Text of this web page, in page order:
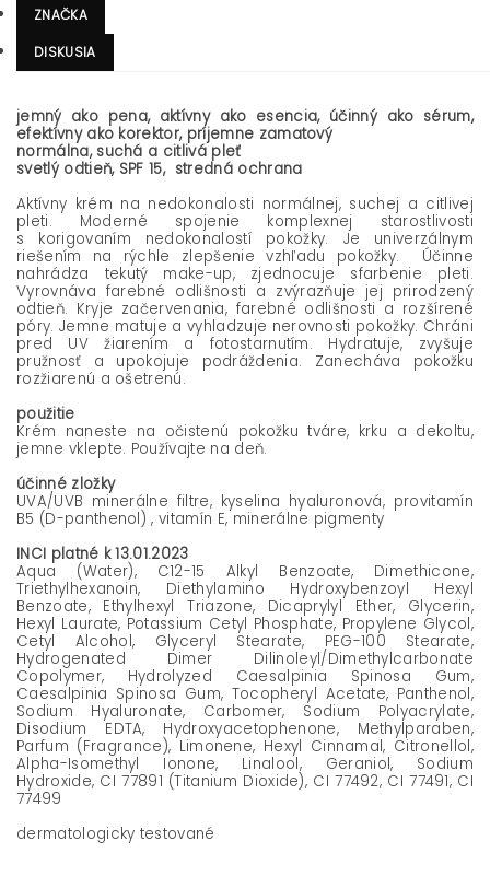
ZNAČKA
DISKUSIA
jemný ako pena, aktívny ako esencia, účinný ako sérum,
efektívny ako korektor, príjemne zamatový
normálna, suchá a citlivá pleť
svetlý odtieň, SPF 15, stredná ochrana
Aktívny krém na nedokonalosti normálnej, suchej a citlivej
pleti. Moderné spojenie komplexnej starostlivosti
s korigovaním nedokonalostí pokožky. Je univerzálnym
riešením na rýchle zlepšenie vzhľadu pokožky. Účinne
nahrádza tekutý make-up, zjednocuje sfarbenie pleti.
Vyrovnáva farebné odlišnosti a zvýrazňuje jej prirodzený
odtieň. Kryje začervenania, farebné odlišnosti a rozšírené
póry. Jemne matuje a vyhladzuje nerovnosti pokožky. Chráni
pred UV žiarením a fotostarnutím. Hydratuje, zvyšuje
pružnosť a upokojuje podráždenia. Zanecháva pokožku
rozžiarenú a ošetrenú.
použitie
Krém naneste na očistenú pokožku tváre, krku a dekoltu,
jemne vklepte. Používajte na deň.
účinné zložky
UVA/UVB minerálne filtre, kyselina hyaluronová, provitamín
B5 (D-panthenol) , vitamín E, minerálne pigmenty
INCI platné k 13.01.2023
Aqua (Water), C12-15 Alkyl Benzoate, Dimethicone,
Triethylhexanoin, Diethylamino Hydroxybenzoyl Hexyl
Benzoate, Ethylhexyl Triazone, Dicaprylyl Ether, Glycerin,
Hexyl Laurate, Potassium Cetyl Phosphate, Propylene Glycol,
Cetyl Alcohol, Glyceryl Stearate, PEG-100 Stearate,
Hydrogenated Dimer Dilinoleyl/Dimethylcarbonate
Copolymer, Hydrolyzed Caesalpinia Spinosa Gum,
Caesalpinia Spinosa Gum, Tocopheryl Acetate, Panthenol,
Sodium Hyaluronate, Carbomer, Sodium Polyacrylate,
Disodium EDTA, Hydroxyacetophenone, Methylparaben,
Parfum (Fragrance), Limonene, Hexyl Cinnamal, Citronellol,
Alpha-Isomethyl Ionone, Linalool, Geraniol, Sodium
Hydroxide, CI 77891 (Titanium Dioxide), CI 77492, CI 77491, CI
77499
dermatologicky testované